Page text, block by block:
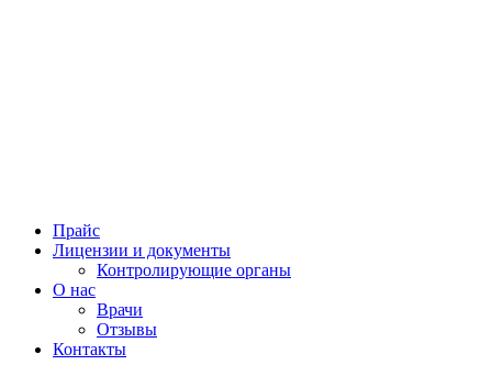
Прайс
Лицензии и документы
Контролирующие органы
О нас
Врачи
Отзывы
Контакты